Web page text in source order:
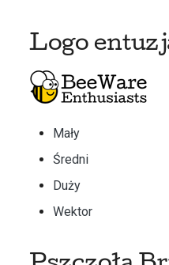
Logo
Mały
Średni
Duży
Wektor